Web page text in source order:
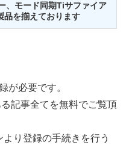
、モード同期Tiサファイア
品を揃えております
が必要です。
記事全てを無料でご覧頂
り登録の手続きを行う